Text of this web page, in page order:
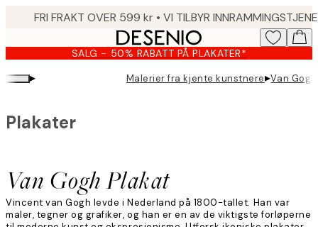
content.
SALG - 50% RABATT PÅ PLAKATER*
▸ Malerier fra kjente kunstnere▸Van
Van Gogh Plakat
Plakater
Vincent van Gogh levde i Nederland på 1800-tallet. Han var
maler, tegner og grafiker, og han er en av de viktigste forløperne